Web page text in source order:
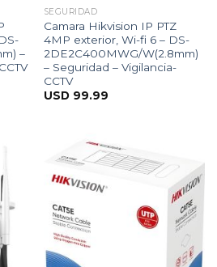
–
SEGURIDAD
Camara Hikvision IP PTZ
4MP exterior, Wi-fi 6 – DS-
2DE2C400MWG/W(2.8mm)
– Seguridad – Vigilancia-
CCTV
USD 99.99